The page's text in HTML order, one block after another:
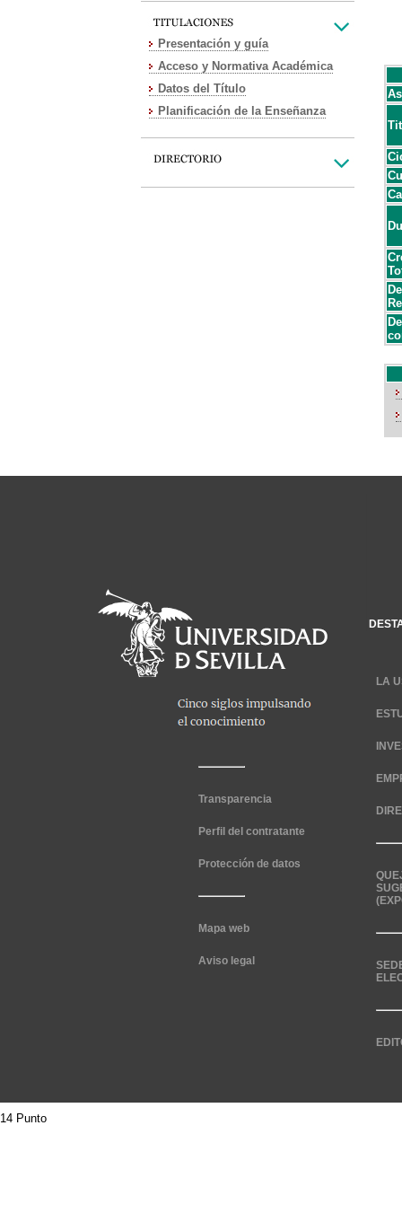
Presentación y guía
Acceso y Normativa Académica
Datos del Título
Planificación de la Enseñanza
Transparencia
Perfil del contratante
Protección de datos
Mapa web
Aviso legal
LA
14 Punto